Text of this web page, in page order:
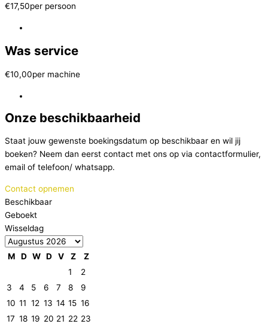
€17,50per persoon
Was service
€10,00per machine
Onze beschikbaarheid
Staat jouw gewenste boekingsdatum op beschikbaar en wil jij
boeken? Neem dan eerst contact met ons op via contactformulier,
email of telefoon/ whatsapp.
Contact opnemen
Beschikbaar
Geboekt
Wisseldag
M D W D V Z
Z
1
2
3
4 5 6 7 8
9
10 11 12 13 14 15 16
17 18 19 20 21 22 23